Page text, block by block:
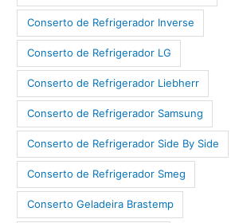
Conserto de Refrigerador Inverse
Conserto de Refrigerador LG
Conserto de Refrigerador Liebherr
Conserto de Refrigerador Samsung
Conserto de Refrigerador Side By Side
Conserto de Refrigerador Smeg
Conserto Geladeira Brastemp